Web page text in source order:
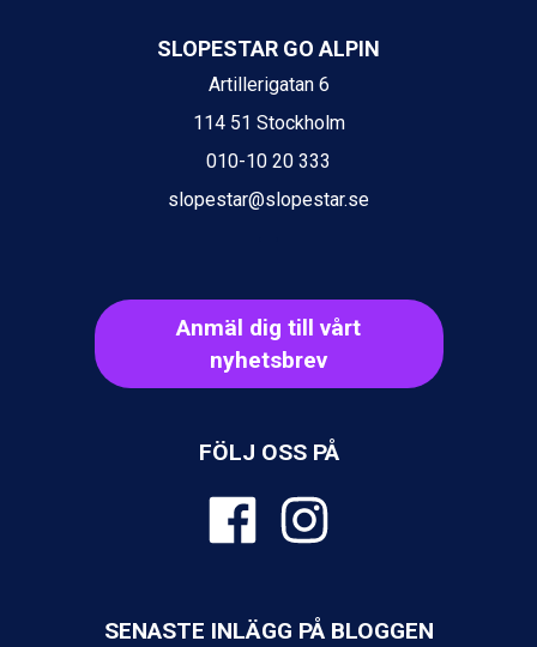
St. Anton från 11.245 kr.
Zell am See från 6.295 kr.
Canazei från 7.195 kr.
Livigno från 5.595 kr.
Ponte di Legno från 7.395 kr.
Bad Gastein från 6.295 kr.
Cervinia från 8.245 kr.
Passo Tonale från 5.895 kr.
Bad Hofgastein från 8.595 kr.
Saalbach från 9.445 kr.
Champoluc från 5.945 kr.
Sestriere från 6.945 kr.
Ischgl från 11.295 kr.
Wagrain från 7.095 kr.
Fieberbrunn från 9.645 kr.
Zell am See från 6.295 kr.
SLOPESTAR GO ALPIN
Artillerigatan 6
114 51 Stockholm
010-10 20 333
slopestar@slopestar.se
Anmäl dig till vårt
nyhetsbrev
FÖLJ OSS PÅ
SENASTE INLÄGG PÅ BLOGGEN